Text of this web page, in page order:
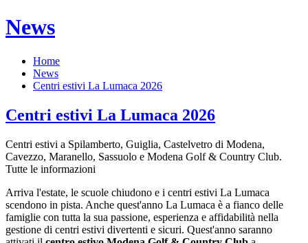
News
Home
News
Centri estivi La Lumaca 2026
Centri estivi La Lumaca 2026
Centri estivi a Spilamberto, Guiglia, Castelvetro di Modena,
Cavezzo, Maranello, Sassuolo e Modena Golf & Country Club.
Tutte le informazioni
Arriva l'estate, le scuole chiudono e i centri estivi La Lumaca
scendono in pista. Anche quest'anno La Lumaca è a fianco delle
famiglie con tutta la sua passione, esperienza e affidabilità nella
gestione di centri estivi divertenti e sicuri. Quest'anno saranno